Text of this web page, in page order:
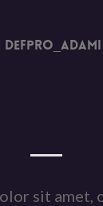
DefPro_Adami
sit amet,